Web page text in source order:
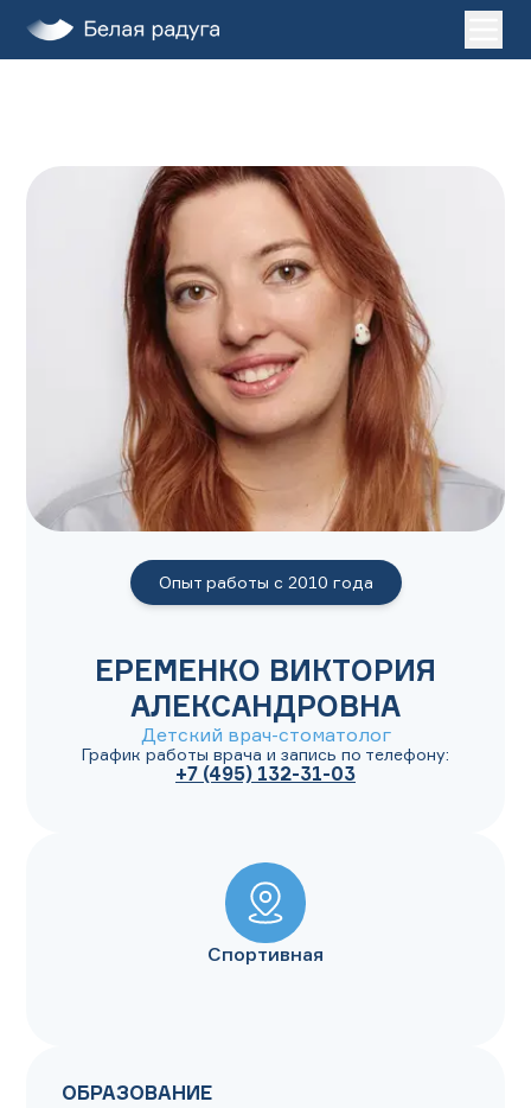
Лечение во сне
ЗАПИСАТЬСЯ НА ПРИЕМ
+7 (495) 132-31-03
Опыт работы с 2010 года
ЕРЕМЕНКО ВИКТОРИЯ
АЛЕКСАНДРОВНА
Детский врач-стоматолог
График работы врача и запись по телефону:
+7 (495) 132-31-03
Спортивная
ОБРАЗОВАНИЕ